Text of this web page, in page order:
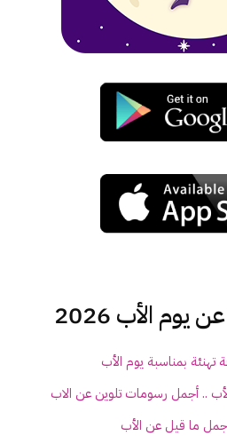
الأب 2026
بمناسبة يوم الأب
.. أجمل رسومات تلوين عن الاب
ما قيل عن الأب